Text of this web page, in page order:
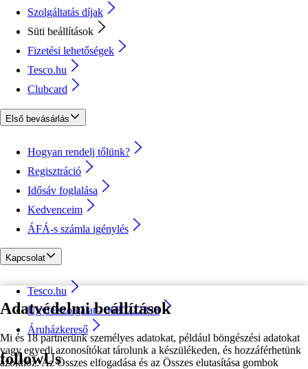
Adatvédelmi beállítások
Mi és 18 partnerünk személyes adatokat, például böngészési adatokat
vagy egyedi azonosítókat tárolunk a készülékeden, és hozzáférhetünk
azokhoz. Az Összes elfogadása és az Összes elutasítása gombok
Szolgáltatás díjak
Süti beállítások
Fizetési lehetőségek
Tesco.hu
Clubcard
Első bevásárlás
Hogyan rendelj tőlünk?
Regisztráció
Idősáv foglalása
Kedvenceim
ÁFÁ-s számla igénylés
Kapcsolat
Tesco.hu
Ügyfélszolgálat - 0680222333
Áruházkereső
followUs